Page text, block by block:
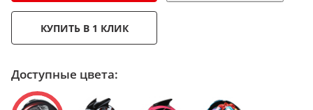
КУПИТЬ В 1 КЛИК
Доступные цвета: